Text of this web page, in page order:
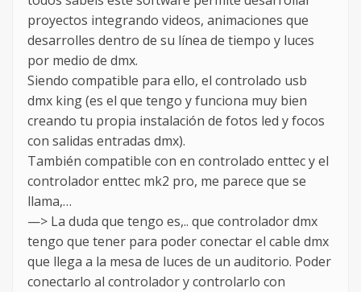
proyectos integrando videos, animaciones que
desarrolles dentro de su línea de tiempo y luces
por medio de dmx.
Siendo compatible para ello, el controlado usb
dmx king (es el que tengo y funciona muy bien
creando tu propia instalación de fotos led y focos
con salidas entradas dmx).
También compatible con en controlado enttec y el
controlador enttec mk2 pro, me parece que se
llama,…
—> La duda que tengo es,.. que controlador dmx
tengo que tener para poder conectar el cable dmx
que llega a la mesa de luces de un auditorio. Poder
conectarlo al controlador y controlarlo con